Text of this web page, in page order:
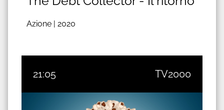
Azione | 2020
21:05 TV2000